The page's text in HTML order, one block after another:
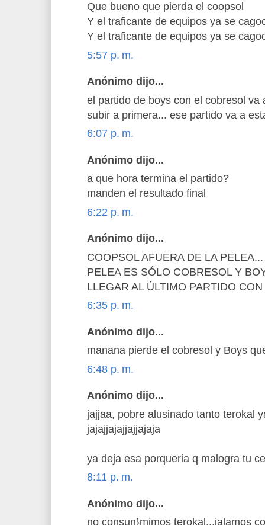
Que bueno que pierda el coopsol
Y el traficante de equipos ya se
Y el traficante de equipos ya se
5:57 p. m.
Anónimo dijo...
el partido de boys con el cobresol va
subir a primera... ese partido va a
6:07 p. m.
Anónimo dijo...
a que hora termina el partido?
manden el resultado final
6:22 p. m.
Anónimo dijo...
COOPSOL AFUERA DE LA
PELEA ES SÓLO COBRESOL Y
LLEGAR AL ÚLTIMO PARTIDO
6:35 p. m.
Anónimo dijo...
manana pierde el cobresol y Boys
6:48 p. m.
Anónimo dijo...
jajjaa, pobre alusinado tanto terokal
jajajjajajjajjajaja
ya deja esa porqueria q malogra tu
8:11 p. m.
Anónimo dijo...
no consun}mimos terokal...jalamos